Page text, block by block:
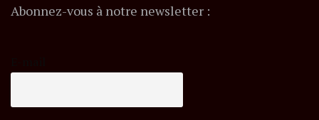
Abonnez-vous à notre newsletter :